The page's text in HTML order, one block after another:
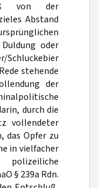
von der
Abstand
oder
Schluckebier
stehende
der
durch die
vollendeter
das Opfer zu
in vielfacher
§ 239a Rdn.